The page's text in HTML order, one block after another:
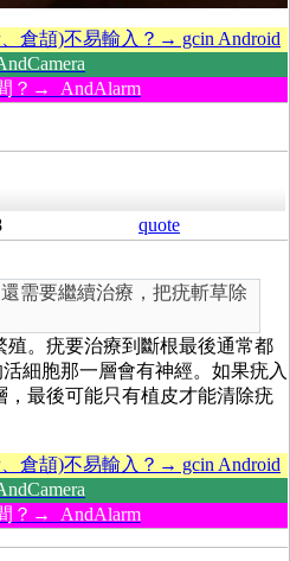
倉頡)不易輸入？→ gcin Android
？→ AndAlarm
quote
需要繼續治療，把疣斬草除
。疣要治療到斷根最後通常都
細胞那一層會有神經。如果疣入
最後可能只有植皮才能清除疣
倉頡)不易輸入？→ gcin Android
？→ AndAlarm